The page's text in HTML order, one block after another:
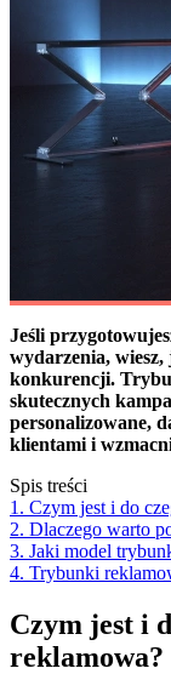
Jeśli
wydarzenia, wiesz,
konkurencji.
skutecznych
personalizowane,
klientami i
Spis treści
1. Czym jest i do
2. Dlaczego warto
3. Jaki model
4. Trybunki
Czym jest i
reklamowa?